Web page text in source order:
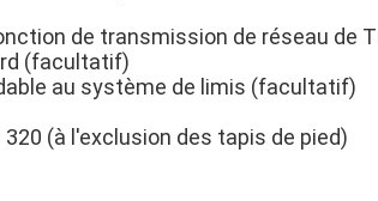
de transmission de réseau de
(facultatif)
au système de limis (facultatif)
(à l'exclusion des tapis de pied)